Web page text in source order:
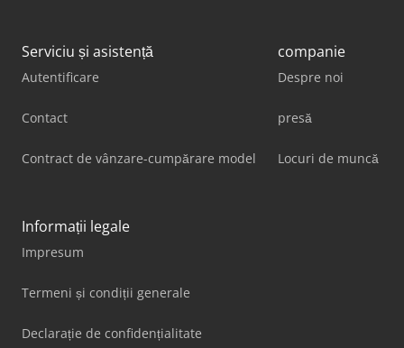
Serviciu și asistență
Autentificare
Contact
Contract de vânzare-cumpărare model
companie
Despre noi
presă
Locuri de muncă
Informații legale
Impresum
Termeni și condiții generale
Declarație de confidențialitate